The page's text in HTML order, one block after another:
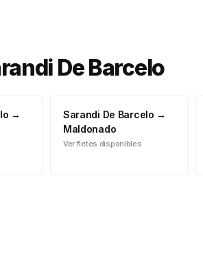
De Barcelo
→
Sarandi De Barcelo →
Maldonado
Ver fletes disponibles